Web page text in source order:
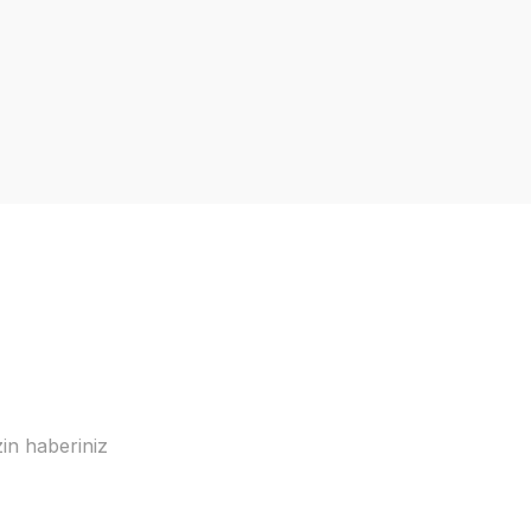
haberiniz